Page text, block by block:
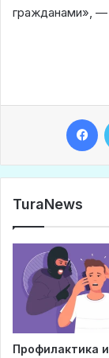
гражданами», —
TuraNews
Профилактика